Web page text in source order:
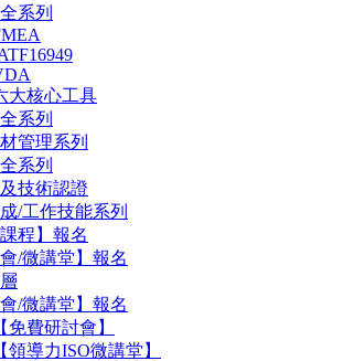
系列
大核心工具
系列
管理系列
系列
技術認證
/工作技能系列
課程】報名
會/微講堂】報名
會/微講堂】報名
【免費研討會】
【領導力ISO微講堂】